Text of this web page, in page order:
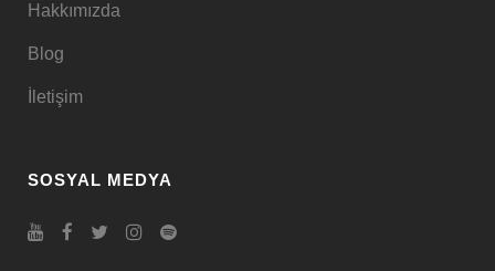
Hakkımızda
Blog
İletişim
SOSYAL MEDYA